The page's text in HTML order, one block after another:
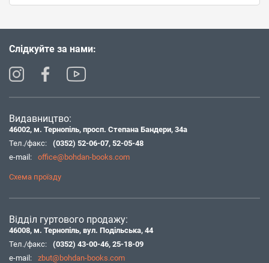
Слідкуйте за нами:
Видавництво:
46002, м. Тернопіль, просп. Степана Бандери, 34а
Тел./факс:
(0352) 52-06-07, 52-05-48
e-mail:
office@bohdan-books.com
Схема проїзду
Відділ гуртового продажу:
46008, м. Тернопіль, вул. Подільська, 44
Тел./факс:
(0352) 43-00-46, 25-18-09
e-mail:
zbut@bohdan-books.com